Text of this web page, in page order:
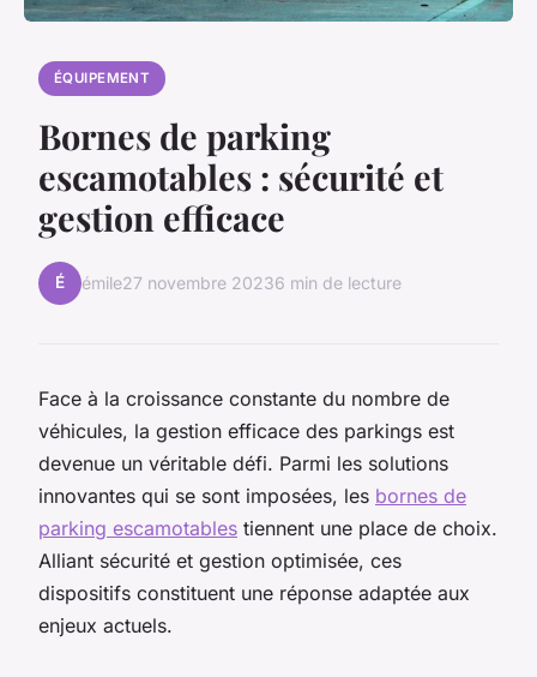
ÉQUIPEMENT
Bornes de parking
escamotables : sécurité et
gestion efficace
É émile27 novembre 20236 min de lecture
Face à la croissance constante du nombre de
véhicules, la gestion efficace des parkings est
devenue un véritable défi. Parmi les solutions
innovantes qui se sont imposées, les bornes de
parking escamotables tiennent une place de choix.
Alliant sécurité et gestion optimisée, ces
dispositifs constituent une réponse adaptée aux
enjeux actuels.